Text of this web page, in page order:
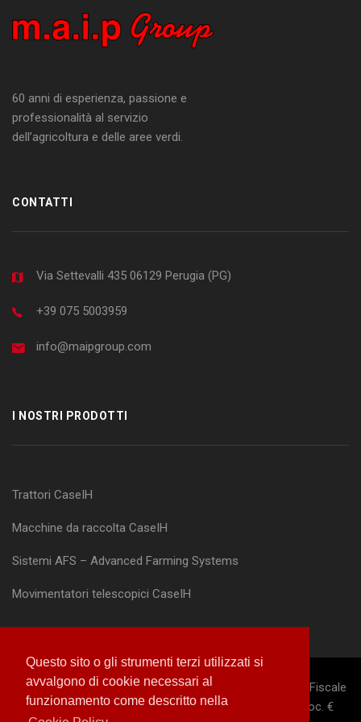
Questo sito o gli strumenti terzi utilizzati si
avvalgono di cookie necessari al
funzionamento come descritto nella
60 anni di esperienza, passione e
professionalità al servizio
dell’agricoltura e delle aree verdi.
CONTATTI
Via Settevalli 435 06129 Perugia (PG)
+39 075 5003959
info@maipgroup.com
I NOSTRI PRODOTTI
Trattori CaseIH
Macchine da raccolta CaseIH
Sistemi AFS – Advanced Farming Systems
Movimentatori telescopici CaseIH
© 2019 – M.A.I.P. Group S.p.A. – Reg. Impr. Perugia, Cod. Fiscale
e P. IVA 00160890547 – R.E.A. Perugia N. 62697 – Cap. Soc. €